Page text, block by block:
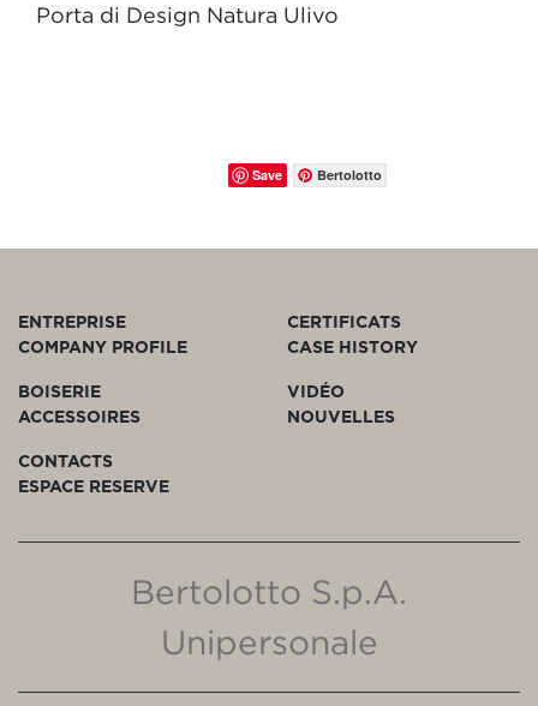
Porta di Design Natura Ulivo
Save Bertolotto
ENTREPRISE
COMPANY PROFILE
CERTIFICATS
CASE HISTORY
BOISERIE
ACCESSOIRES
VIDÉO
NOUVELLES
CONTACTS
ESPACE RESERVE
Bertolotto S.p.A.
Unipersonale